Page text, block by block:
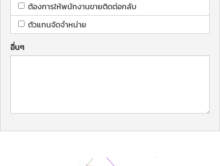
ต้องการให้พนักงานขายติดต่อกลับ
ตัวแทนจัดจำหน่าย
อื่นๆ